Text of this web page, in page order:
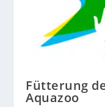
Fütterung
Aquazoo